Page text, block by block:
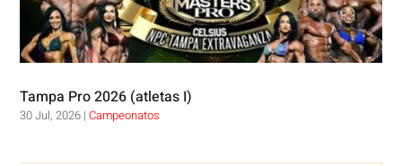
Tampa Pro 2026 (atletas I)
30 Jul, 2026 |Campeonatos